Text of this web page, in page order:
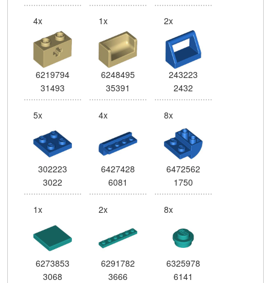
4x
6219794
31493
1x
6248495
35391
2x
243223
2432
5x
302223
3022
4x
6427428
6081
8x
6472562
1750
1x
6273853
3068
2x
6291782
3666
8x
6325978
6141